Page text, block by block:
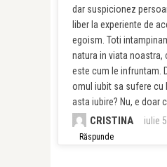
dar suspicionez
liber la experiente de
egoism. Toti
natura in viata noastra,
este cum le infruntam.
omul iubit sa sufere cu
asta iubire? Nu, e doar
CRISTINA iulie
Răspunde